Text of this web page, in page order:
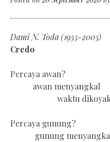
Dami N. Toda (1955-2005)
Credo
Percaya awan?
awan menyangkal
waktu dikoyak
Percaya gunung?
gunung